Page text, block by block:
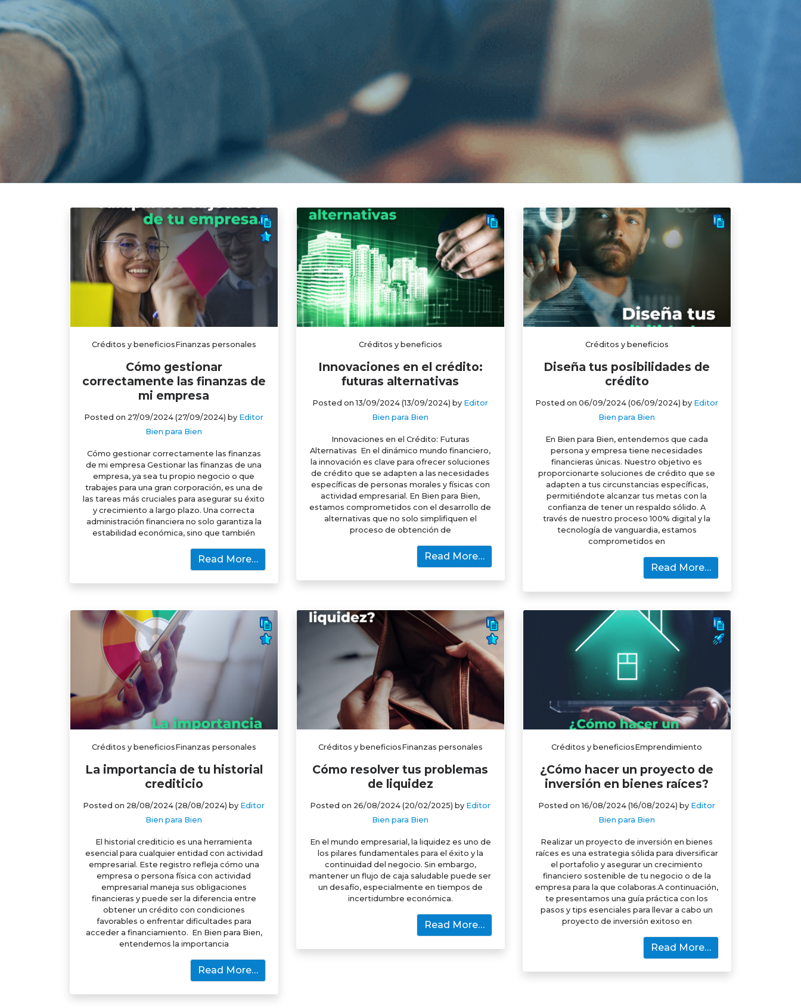
Créditos y beneficiosFinanzas personales
Cómo gestionar
correctamente las finanzas de
mi empresa
Posted on 27/09/2024 (27/09/2024)by Editor
Bien para Bien
Cómo gestionar correctamente las finanzas
de mi empresa Gestionar las finanzas de una
empresa, ya sea tu propio negocio o que
trabajes para una gran corporación, es una de
las tareas más cruciales para asegurar su éxito
y crecimiento a largo plazo. Una correcta
administración financiera no solo garantiza la
estabilidad económica, sino que también
Read More…
Créditos y beneficios
Innovaciones en el crédito:
futuras alternativas
Posted on13/09/2024 (13/09/2024)by Editor
Bien para Bien
Innovaciones en el Crédito: Futuras
Alternativas En el dinámico mundo financiero,
la innovación es clave para ofrecer soluciones
de crédito que se adapten a las necesidades
específicas de personas morales y físicas con
actividad empresarial. En Bien para Bien,
estamos comprometidos con el desarrollo de
alternativas que no solo simplifiquen el
proceso de obtención de
Read More…
Créditos y beneficios
Diseña tus posibilidades de
crédito
Posted on06/09/2024 (06/09/2024)by Editor
Bien para Bien
En Bien para Bien, entendemos que cada
persona y empresa tiene necesidades
financieras únicas. Nuestro objetivo es
proporcionarte soluciones de crédito que se
adapten a tus circunstancias específicas,
permitiéndote alcanzar tus metas con la
confianza de tener un respaldo sólido. A
través de nuestro proceso 100% digital y la
tecnología de vanguardia, estamos
comprometidos en
Read More…
Créditos y beneficiosFinanzas personales
La importancia de tu historial
crediticio
Posted on 28/08/2024 (28/08/2024)by Editor
Bien para Bien
El historial crediticio es una herramienta
esencial para cualquier entidad con actividad
empresarial. Este registro refleja cómo una
empresa o persona física con actividad
empresarial maneja sus obligaciones
financieras y puede ser la diferencia entre
obtener un crédito con condiciones
favorables o enfrentar dificultades para
acceder a financiamiento. En Bien para Bien,
entendemos la importancia
Read More…
Créditos y beneficiosFinanzas personales
Cómo resolver tus problemas
de liquidez
Posted on 26/08/2024 (20/02/2025)by Editor
Bien para Bien
En el mundo empresarial, la liquidez es uno de
los pilares fundamentales para el éxito y la
continuidad del negocio. Sin embargo,
mantener un flujo de caja saludable puede ser
un desafío, especialmente en tiempos de
incertidumbre económica.
Read More…
Créditos y beneficiosEmprendimiento
¿Cómo hacer un proyecto de
inversión en bienes raíces?
Posted on16/08/2024 (16/08/2024)by Editor
Bien para Bien
Realizar un proyecto de inversión en bienes
raíces es una estrategia sólida para diversificar
el portafolio y asegurar un crecimiento
financiero sostenible de tu negocio o de la
empresa para la que colaboras.A continuación,
te presentamos una guía práctica con los
pasos y tips esenciales para llevar a cabo un
proyecto de inversión exitoso en
Read More…